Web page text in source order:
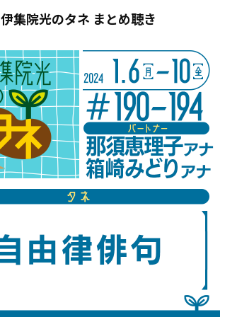
伊集院光のタネ まとめ聴き